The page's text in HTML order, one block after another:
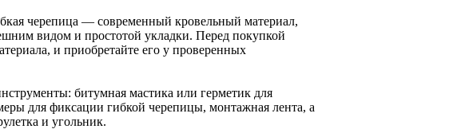
черепица — современный кровельный материал,
видом и простотой укладки. Перед покупкой
и приобретайте его у проверенных
битумная мастика или герметик для
для фиксации гибкой черепицы, монтажная лента, а
и угольник.